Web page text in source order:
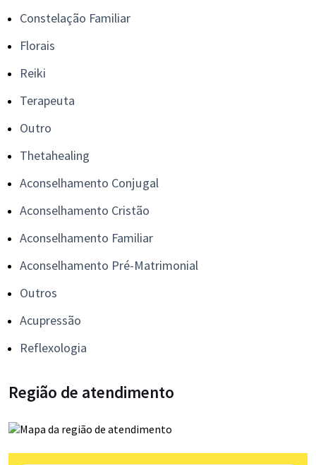
Constelação Familiar
Florais
Reiki
Terapeuta
Outro
Thetahealing
Aconselhamento Conjugal
Aconselhamento Cristão
Aconselhamento Familiar
Aconselhamento Pré-Matrimonial
Outros
Acupressão
Reflexologia
Região de atendimento